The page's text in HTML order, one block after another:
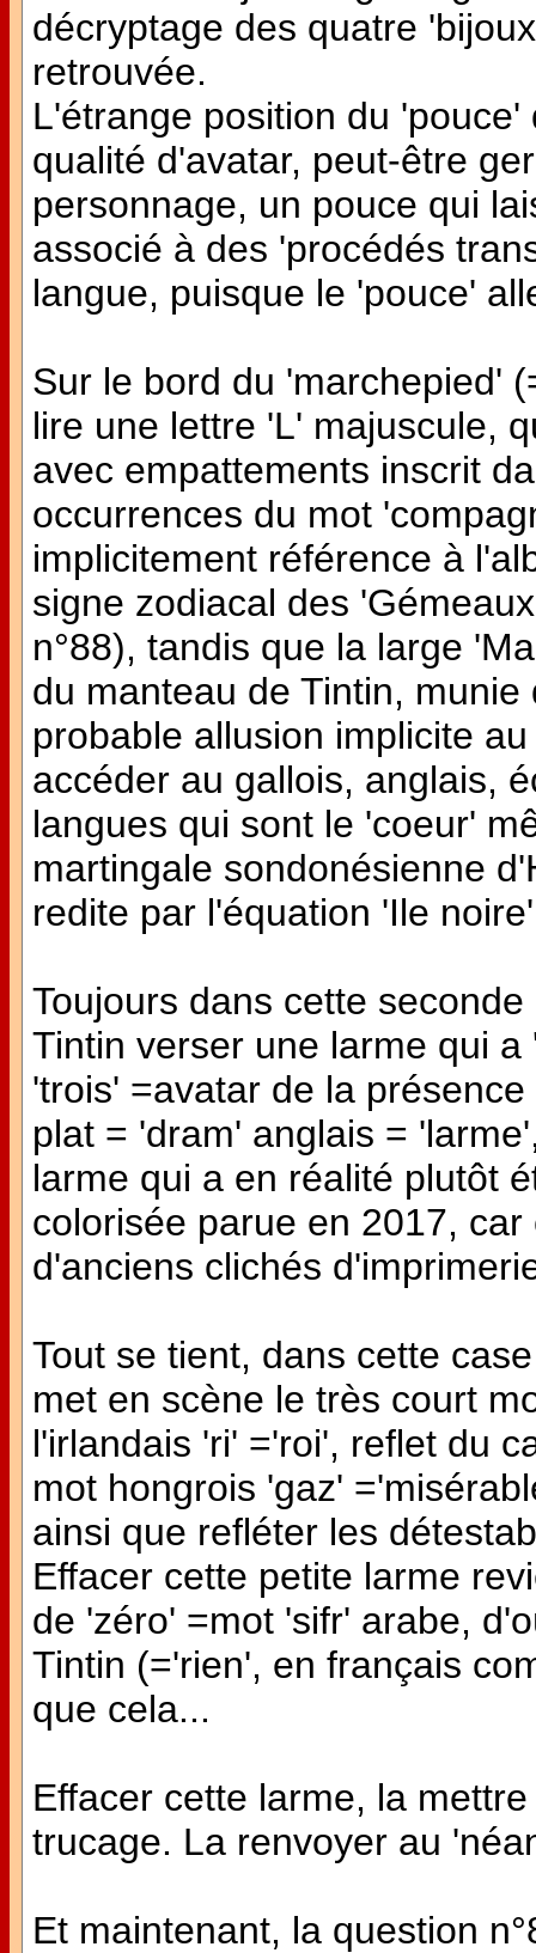
décryptage des quatre
retrouvée.
L'étrange position du
qualité d'avatar, peut-être
personnage, un pouce qui
associé à des 'procédés
langue, puisque le 'pouce'
Sur le bord du 'marchepied'
lire une lettre 'L' majuscule,
avec empattements inscrit
occurrences du mot
implicitement référence à
signe zodiacal des
n°88), tandis que la large
du manteau de Tintin,
probable allusion implicite
accéder au gallois, anglais,
langues qui sont le 'coeur'
martingale sondonésienne
redite par l'équation 'Ile
Toujours dans cette
Tintin verser une larme qui
'trois' =avatar de la
plat = 'dram' anglais =
larme qui a en réalité plutôt
colorisée parue en 2017,
d'anciens clichés
Tout se tient, dans cette
met en scène le très court
l'irlandais 'ri' ='roi', reflet du
mot hongrois 'gaz'
ainsi que refléter les
Effacer cette petite larme
de 'zéro' =mot 'sifr' arabe,
Tintin (='rien', en français
que cela...
Effacer cette larme, la
trucage. La renvoyer au
Et maintenant, la question